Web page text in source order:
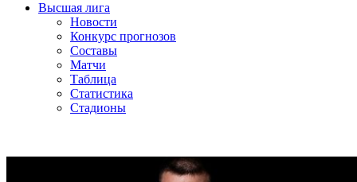
Высшая лига
Новости
Конкурс прогнозов
Составы
Матчи
Таблица
Статистика
Стадионы